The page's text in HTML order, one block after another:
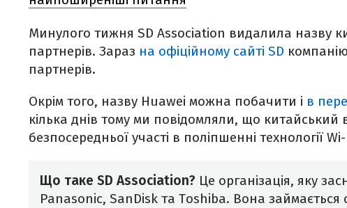
Минулого тижня SD Association видалила назву
партнерів. Зараз на офіційному сайті SD
партнерів.
Окрім того, назву Huawei можна побачити і в
кілька днів тому ми повідомляли, що китайський
безпосередньої участі в поліпшенні технології
Що таке SD Association? Це організація, яку
Panasonic, SanDisk та Toshiba. Вона займається